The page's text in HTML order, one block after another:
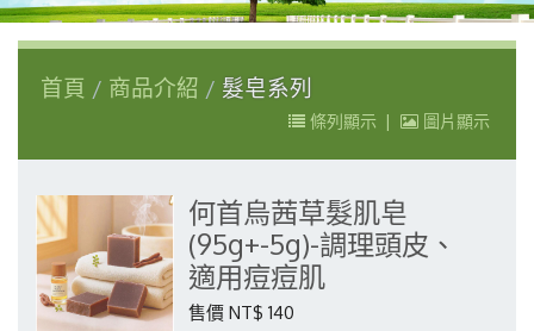
首頁 商品介紹 髮皂系列
條列顯示 | 圖片顯示
何首烏茜草髮肌皂
(95g+-5g)-調理頭皮、
適用痘痘肌
售價 NT$ 140